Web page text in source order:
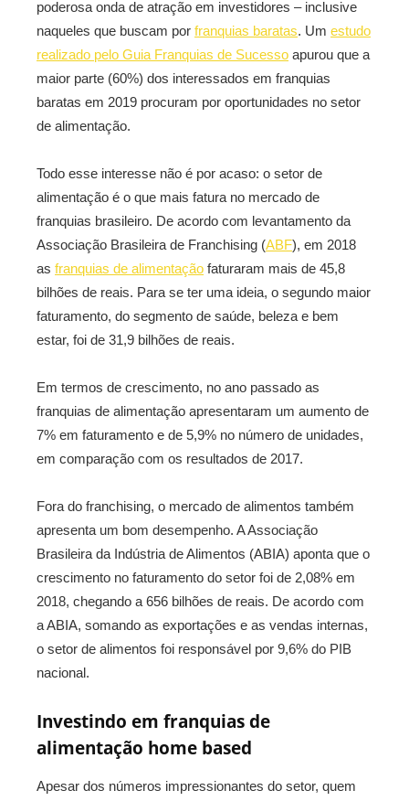
poderosa onda de atração em investidores – inclusive
naqueles que buscam por franquias baratas. Um estudo
realizado pelo Guia Franquias de Sucesso apurou que a
maior parte (60%) dos interessados em franquias
baratas em 2019 procuram por oportunidades no setor
de alimentação.
Todo esse interesse não é por acaso: o setor de
alimentação é o que mais fatura no mercado de
franquias brasileiro. De acordo com levantamento da
Associação Brasileira de Franchising (ABF), em 2018
as franquias de alimentação faturaram mais de 45,8
bilhões de reais. Para se ter uma ideia, o segundo maior
faturamento, do segmento de saúde, beleza e bem
estar, foi de 31,9 bilhões de reais.
Em termos de crescimento, no ano passado as
franquias de alimentação apresentaram um aumento de
7% em faturamento e de 5,9% no número de unidades,
em comparação com os resultados de 2017.
Fora do franchising, o mercado de alimentos também
apresenta um bom desempenho. A Associação
Brasileira da Indústria de Alimentos (ABIA) aponta que o
crescimento no faturamento do setor foi de 2,08% em
2018, chegando a 656 bilhões de reais. De acordo com
a ABIA, somando as exportações e as vendas internas,
o setor de alimentos foi responsável por 9,6% do PIB
nacional.
Investindo em franquias de
alimentação home based
Apesar dos números impressionantes do setor, quem